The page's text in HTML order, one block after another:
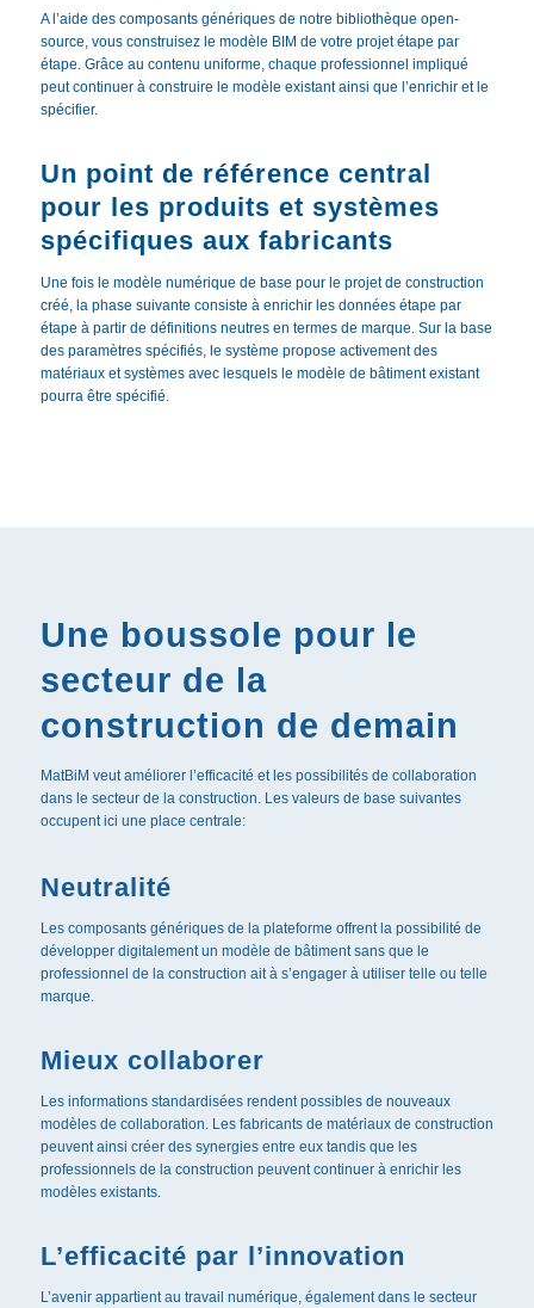
A l’aide des composants génériques de notre bibliothèque open-
source, vous construisez le modèle BIM de votre projet étape par
étape. Grâce au contenu uniforme, chaque professionnel impliqué
peut continuer à construire le modèle existant ainsi que l’enrichir et le
spécifier.
Un point de référence central
pour les produits et systèmes
spécifiques aux fabricants
Une fois le modèle numérique de base pour le projet de construction
créé, la phase suivante consiste à enrichir les données étape par
étape à partir de définitions neutres en termes de marque. Sur la base
des paramètres spécifiés, le système propose activement des
matériaux et systèmes avec lesquels le modèle de bâtiment existant
pourra être spécifié.
Une boussole pour le
secteur de la
construction de demain
MatBiM veut améliorer l’efficacité et les possibilités de collaboration
dans le secteur de la construction. Les valeurs de base suivantes
occupent ici une place centrale:
Neutralité
Les composants génériques de la plateforme offrent la possibilité de
développer digitalement un modèle de bâtiment sans que le
professionnel de la construction ait à s’engager à utiliser telle ou telle
marque.
Mieux collaborer
Les informations standardisées rendent possibles de nouveaux
modèles de collaboration. Les fabricants de matériaux de construction
peuvent ainsi créer des synergies entre eux tandis que les
professionnels de la construction peuvent continuer à enrichir les
modèles existants.
L’efficacité par l’innovation
L’avenir appartient au travail numérique, également dans le secteur